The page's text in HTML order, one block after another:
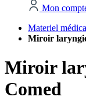
Mon
Materiel
Miroir
Miroir
Comed